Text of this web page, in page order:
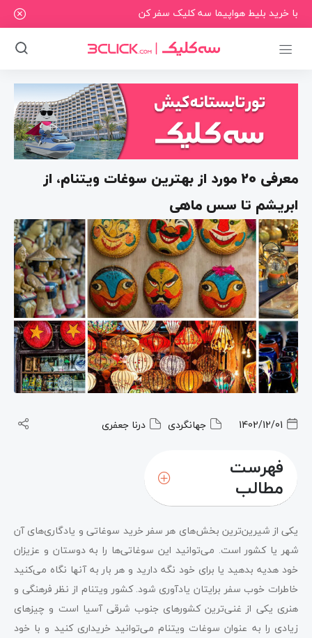
با خرید بلیط هواپیما سه کلیک سفر کن
معرفی 20 مورد از بهترین سوغات ویتنام، از
ابریشم تا سس ماهی
1402/12/01 جهانگردی درنا جعفری
فهرست
مطالب
یکی از شیرین‌ترین بخش‌های هر سفر خرید سوغاتی و یادگاری‌های آن
شهر یا کشور است. می‌توانید این سوغاتی‌ها را به دوستان و عزیزان
خود هدیه بدهید یا برای خود نگه دارید و هر بار به آنها نگاه می‌کنید
خاطرات خوب سفر برایتان یادآوری شود. کشور ویتنام از نظر فرهنگی و
هنری یکی از غنی‌ترین کشورهای جنوب شرقی آسیا است و چیزهای
زیادی را به عنوان سوغات ویتنام می‌توانید خریداری کنید و با خود